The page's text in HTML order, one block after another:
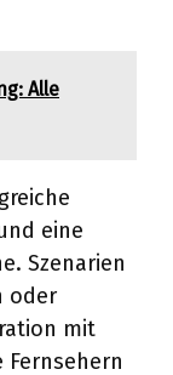
Alle
eine
Szenarien
oder
mit